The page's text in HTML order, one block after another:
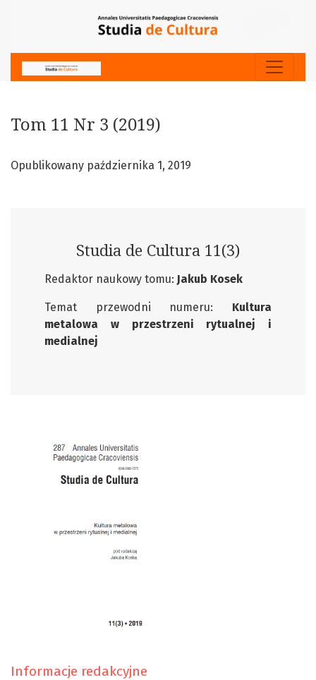
Tom 11 Nr 3 (2019)
Opublikowany października 1, 2019
Studia de Cultura 11(3)
Redaktor naukowy tomu: Jakub Kosek
Temat przewodni numeru: Kultura
metalowa w przestrzeni rytualnej i
medialnej
Informacje redakcyjne